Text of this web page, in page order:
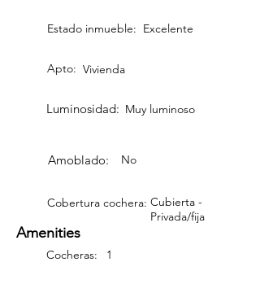
Estado inmueble: Excelente
Apto: Vivienda
Luminosidad: Muy luminoso
Amoblado: No
Cobertura cochera: Cubierta -
Privada/fija
Cocheras: 1
Amenities